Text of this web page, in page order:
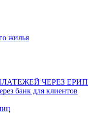
жилья
ЧЕРЕЗ ЕРИП
банк для клиентов